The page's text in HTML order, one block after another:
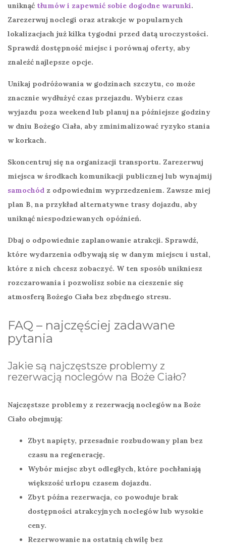
uniknąć tłumów i zapewnić sobie dogodne warunki.
Zarezerwuj noclegi oraz atrakcje w popularnych
lokalizacjach już kilka tygodni przed datą uroczystości.
Sprawdź dostępność miejsc i porównaj oferty, aby
znaleźć najlepsze opcje.
Unikaj podróżowania w godzinach szczytu, co może
znacznie wydłużyć czas przejazdu. Wybierz czas
wyjazdu poza weekend lub planuj na późniejsze godziny
w dniu Bożego Ciała, aby zminimalizować ryzyko stania
w korkach.
Skoncentruj się na organizacji transportu. Zarezerwuj
miejsca w środkach komunikacji publicznej lub wynajmij
samochód z odpowiednim wyprzedzeniem. Zawsze miej
plan B, na przykład alternatywne trasy dojazdu, aby
uniknąć niespodziewanych opóźnień.
Dbaj o odpowiednie zaplanowanie atrakcji. Sprawdź,
które wydarzenia odbywają się w danym miejscu i ustal,
które z nich chcesz zobaczyć. W ten sposób unikniesz
rozczarowania i pozwolisz sobie na cieszenie się
atmosferą Bożego Ciała bez zbędnego stresu.
FAQ – najczęściej zadawane
pytania
Jakie są najczęstsze problemy z
rezerwacją noclegów na Boże Ciało?
Najczęstsze problemy z rezerwacją noclegów na Boże
Ciało obejmują:
Zbyt napięty, przesadnie rozbudowany plan bez
czasu na regenerację.
Wybór miejsc zbyt odległych, które pochłaniają
większość urlopu czasem dojazdu.
Zbyt późna rezerwacja, co powoduje brak
dostępności atrakcyjnych noclegów lub wysokie
ceny.
Rezerwowanie na ostatnią chwilę bez